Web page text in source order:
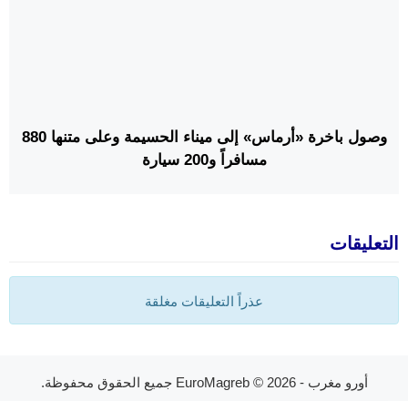
وصول باخرة «أرماس» إلى ميناء الحسيمة وعلى متنها 880
مسافراً و200 سيارة
التعليقات
عذراً التعليقات مغلقة
أورو مغرب - EuroMagreb© 2026 جميع الحقوق محفوظة.